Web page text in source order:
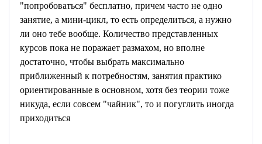
"попробоваться" бесплатно, причем часто не одно
занятие, а мини-цикл, то есть определиться, а нужно
ли оно тебе вообще. Количество представленных
курсов пока не поражает размахом, но вполне
достаточно, чтобы выбрать максимально
приближенный к потребностям, занятия практико
ориентированные в основном, хотя без теории тоже
никуда, если совсем "чайник", то и погуглить иногда
приходиться